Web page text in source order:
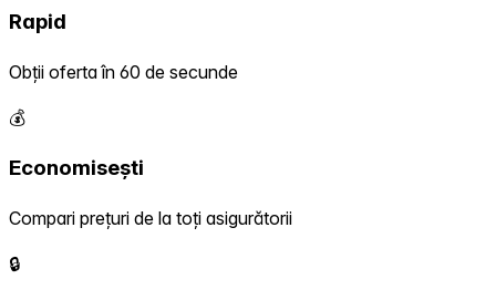
Rapid
Obții oferta în 60 de secunde
💰
Economisești
Compari prețuri de la toți asigurătorii
🔒